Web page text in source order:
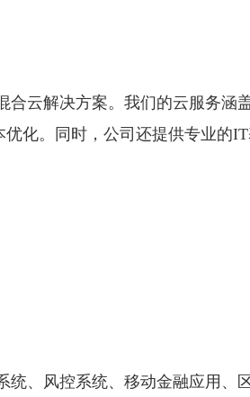
合云解决方案。我们的云服务涵
优化。同时，公司还提供专业的
统、风控系统、移动金融应用、